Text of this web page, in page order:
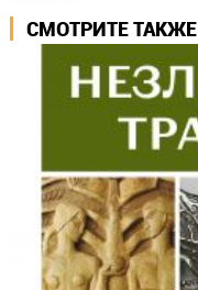
СМОТРИТЕ ТАКЖЕ